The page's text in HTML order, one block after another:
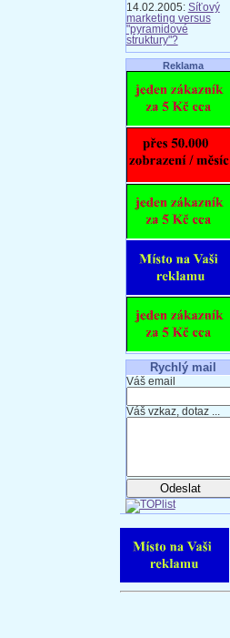
14.02.2005: Síťový
marketing versus
"pyramidové
struktury"?
Reklama
Rychlý mail
Váš email
Váš vzkaz, dotaz ...